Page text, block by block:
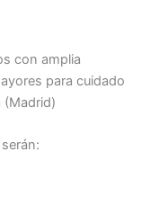
con amplia
para cuidado
(Madrid)